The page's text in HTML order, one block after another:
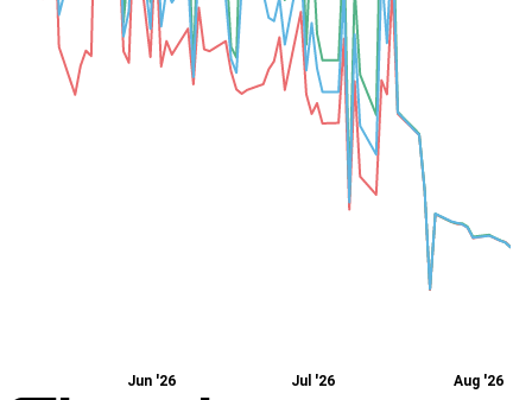
Jun '26 Jul '26 Aug '26